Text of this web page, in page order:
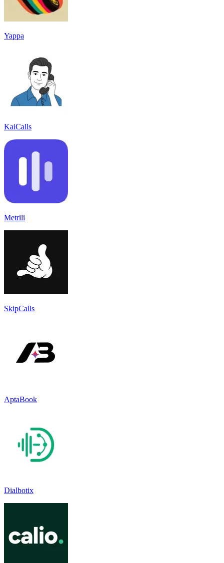
Yappa
KaiCalls
Metrili
SkipCalls
AptaBook
Dialbotix